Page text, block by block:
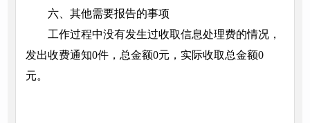
六、其他需要报告的事项
工作过程中没有发生过收取信息处理费的情况，
发出收费通知0件，总金额0元，实际收取总金额0
元。